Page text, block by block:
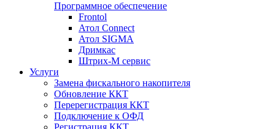
Программное обеспечение
Frontol
Атол Connect
Атол SIGMA
Дримкас
Штрих-М сервис
Услуги
Замена фискального накопителя
Обновление ККТ
Перерегистрация ККТ
Подключение к ОФД
Регистрация ККТ